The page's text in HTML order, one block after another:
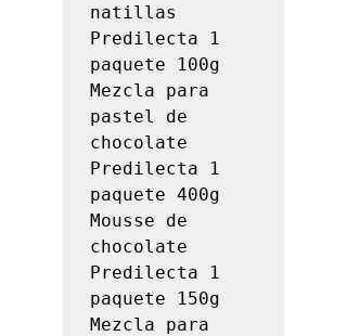
natillas
Predilecta 1
paquete 100g
Mezcla para
pastel de
chocolate
Predilecta 1
paquete 400g
Mousse de
chocolate
Predilecta 1
paquete 150g
Mezcla para